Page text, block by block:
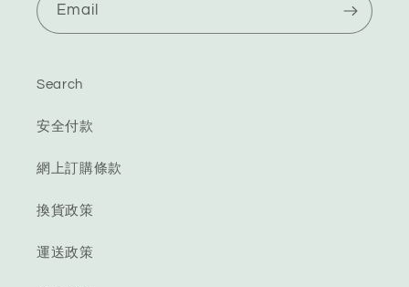
Email
Search
安全付款
網上訂購條款
換貨政策
運送政策